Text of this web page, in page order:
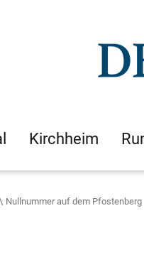
Kirchheim
Nullnummer auf dem Pfostenberg